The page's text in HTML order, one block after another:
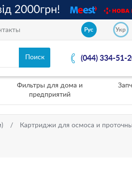
Рус Укр
(044) 334-51-
Фильтры для дома и
предприятий
Картриджи для осмоса и